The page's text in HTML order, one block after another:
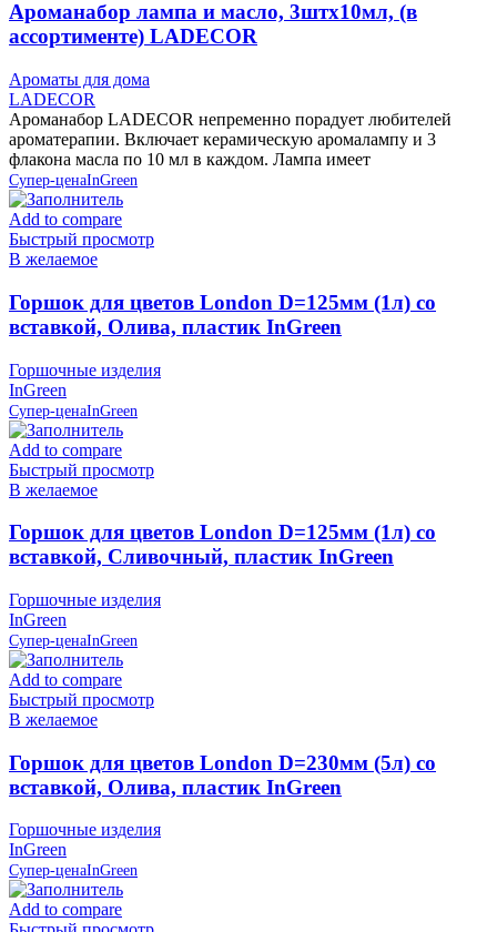
Ароманабор лампа и масло, 3штx10мл, (в
ассортименте) LADECOR
Ароматы для дома
LADECOR
Ароманабор LADECOR непременно порадует любителей
ароматерапии. Включает керамическую аромалампу и 3
флакона масла по 10 мл в каждом. Лампа имеет
Супер-ценаInGreen
Add to compare
Быстрый просмотр
В желаемое
Горшок для цветов London D=125мм (1л) со
вставкой, Олива, пластик InGreen
Горшочные изделия
InGreen
Супер-ценаInGreen
Add to compare
Быстрый просмотр
В желаемое
Горшок для цветов London D=125мм (1л) со
вставкой, Сливочный, пластик InGreen
Горшочные изделия
InGreen
Супер-ценаInGreen
Add to compare
Быстрый просмотр
В желаемое
Горшок для цветов London D=230мм (5л) со
вставкой, Олива, пластик InGreen
Горшочные изделия
InGreen
Супер-ценаInGreen
Add to compare